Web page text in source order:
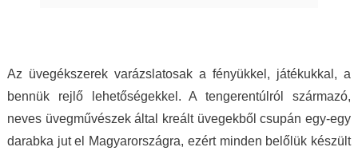
stílust adnak viselőjüknek. Ha a „waooo
érzést” az itt olvasó ismeri…akkor tudja miről
is beszélek. Mindenkinek ilyet kívánok, neked
hordasz épp, akár hétköznapi laza stílust,
nagyon elegánsat, az ékszertől te leszel a
királylány. Varázslat ám, ebben egészen
biztos vagyok.
Az üvegékszerek varázslatosak a fényükkel, játékukkal, a
bennük rejlő lehetőségekkel. A tengerentúlról származó,
neves üvegművészek által kreált üvegekből csupán egy-egy
darabka jut el Magyarországra, ezért minden belőlük készült